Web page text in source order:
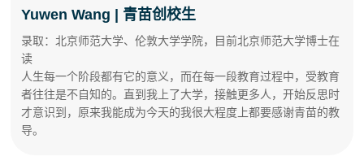
Yuwen Wang | 青苗创校生
录取：北京师范大学、伦敦大学学院，目前北京师范大学博士在
读
人生每一个阶段都有它的意义，而在每一段教育过程中，受教育
者往往是不自知的。直到我上了大学，接触更多人，开始反思时
才意识到，原来我能成为今天的我很大程度上都要感谢青苗的教
导。